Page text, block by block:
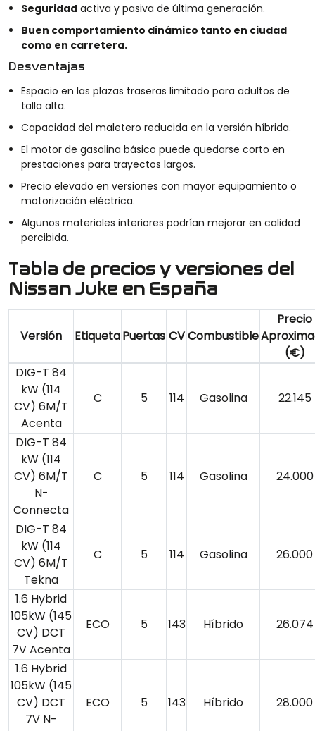
Seguridad activa y pasiva de última generación.
Buen comportamiento dinámico tanto en ciudad
como en carretera.
Desventajas
Espacio en las plazas traseras limitado para adultos de
talla alta.
Capacidad del maletero reducida en la versión híbrida.
El motor de gasolina básico puede quedarse corto en
prestaciones para trayectos largos.
Precio elevado en versiones con mayor equipamiento o
motorización eléctrica.
Algunos materiales interiores podrían mejorar en calidad
percibida.
Tabla de precios y versiones del
Nissan Juke en España
Versión EtiquetaPuertas CVCombustible
Precio
(€)
DIG-T 84
kW (114
CV) 6M/T
Acenta
C 5 114 Gasolina 22.145
DIG-T 84
kW (114
CV) 6M/T
N-
Connecta
C 5 114 Gasolina 24.000
DIG-T 84
kW (114
CV) 6M/T
Tekna
C 5 114 Gasolina 26.000
1.6 Hybrid
105kW (145
CV) DCT
7V Acenta
ECO 5 143 Híbrido 26.074
1.6 Hybrid
105kW (145
CV) DCT
7V N-
ECO 5 143 Híbrido 28.000